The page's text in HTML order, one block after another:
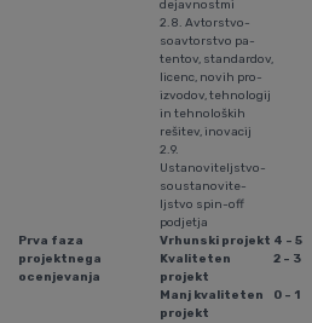
dejavnostmi
2.8. Avtorstvo-
soavtorstvo pa­
ten­tov, standardov,
licenc, novih pro­
izvodov, tehnologij
in teh­no­lo­ških
rešitev, inovacij
2.9.
Ustanoviteljstvo-
so­­us­ta­no­vi­te­
ljstvo spin-off
podjetja
Prva faza
projektnega
ocenjevanja
Vrhunski projekt 4 - 5
Kvaliteten
projekt
2 - 3
Manj kvaliteten
projekt
0 - 1